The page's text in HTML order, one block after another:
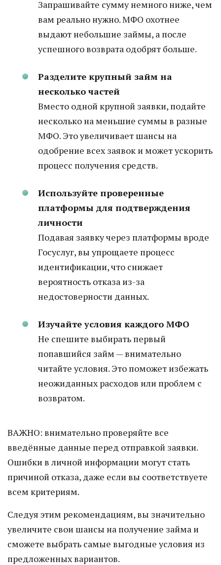
Запрашивайте сумму немного ниже, чем
вам реально нужно. МФО охотнее
выдают небольшие займы, а после
успешного возврата одобрят больше.
Разделите крупный займ на
несколько частей
Вместо одной крупной заявки, подайте
несколько на меньшие суммы в разные
МФО. Это увеличивает шансы на
одобрение всех заявок и может ускорить
процесс получения средств.
Используйте проверенные
платформы для подтверждения
личности
Подавая заявку через платформы вроде
Госуслуг, вы упрощаете процесс
идентификации, что снижает
вероятность отказа из-за
недостоверности данных.
Изучайте условия каждого МФО
Не спешите выбирать первый
попавшийся займ — внимательно
читайте условия. Это поможет избежать
неожиданных расходов или проблем с
возвратом.
ВАЖНО: внимательно проверяйте все
введённые данные перед отправкой заявки.
Ошибки в личной информации могут стать
причиной отказа, даже если вы соответствуете
всем критериям.
Следуя этим рекомендациям, вы значительно
увеличите свои шансы на получение займа и
сможете выбрать самые выгодные условия из
предложенных вариантов.